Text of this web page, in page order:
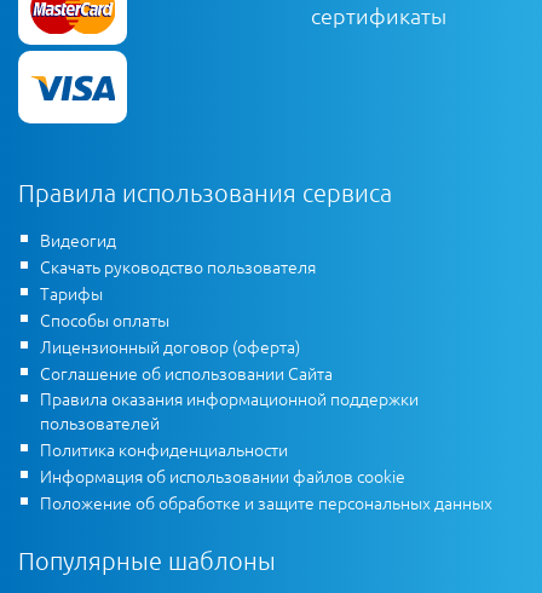
сертификаты
Правила использования сервиса
Видеогид
Скачать руководство пользователя
Тарифы
Способы оплаты
Лицензионный договор (оферта)
Соглашение об использовании Сайта
Правила оказания информационной поддержки
пользователей
Политика конфиденциальности
Информация об использовании файлов cookie
Положение об обработке и защите персональных данных
Популярные шаблоны